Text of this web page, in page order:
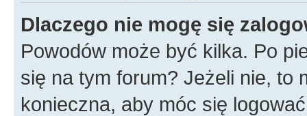
Dlaczego nie mogę się
Powodów może być kilka. Po
się na tym forum? Jeżeli nie, to
konieczna, aby móc się